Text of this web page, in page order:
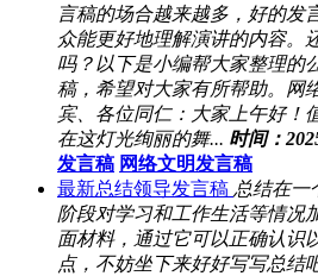
言稿的场合越来越多，好的发
众能更好地理解演讲的内容。
吗？以下是小编帮大家整理的
稿，希望对大家有所帮助。网
宾、各位同仁：大家上午好！
在这灯光绚丽的舞... 时间：
发言稿 网络文明发言稿
最新总结领导发言稿 总结在一
阶段对学习和工作生活等情况
面材料，通过它可以正确认识
点，不妨坐下来好好写写总结